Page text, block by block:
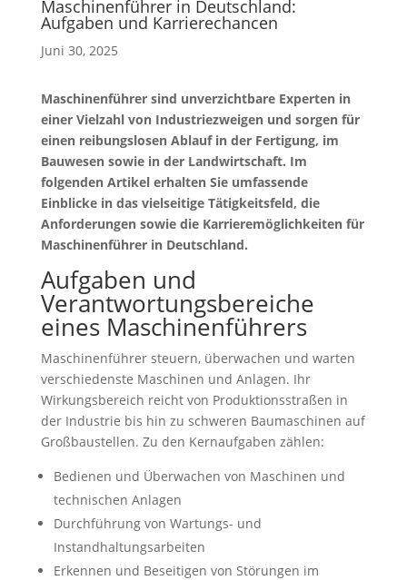
Maschinenführer in Deutschland:
Aufgaben und Karrierechancen
Juni 30, 2025
Maschinenführer sind unverzichtbare Experten in
einer Vielzahl von Industriezweigen und sorgen für
einen reibungslosen Ablauf in der Fertigung, im
Bauwesen sowie in der Landwirtschaft. Im
folgenden Artikel erhalten Sie umfassende
Einblicke in das vielseitige Tätigkeitsfeld, die
Anforderungen sowie die Karrieremöglichkeiten für
Maschinenführer in Deutschland.
Aufgaben und
Verantwortungsbereiche
eines Maschinenführers
Maschinenführer steuern, überwachen und warten
verschiedenste Maschinen und Anlagen. Ihr
Wirkungsbereich reicht von Produktionsstraßen in
der Industrie bis hin zu schweren Baumaschinen auf
Großbaustellen. Zu den Kernaufgaben zählen:
Bedienen und Überwachen von Maschinen und
technischen Anlagen
Durchführung von Wartungs- und
Instandhaltungsarbeiten
Erkennen und Beseitigen von Störungen im